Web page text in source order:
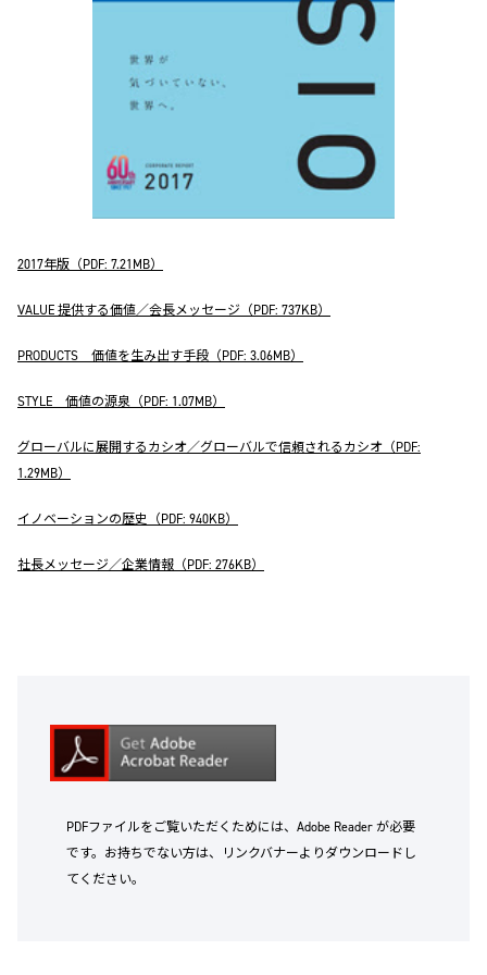
2017年版（PDF: 7.21MB）
VALUE 提供する価値／会長メッセージ（PDF: 737KB）
PRODUCTS 価値を生み出す手段（PDF: 3.06MB）
STYLE 価値の源泉（PDF: 1.07MB）
グローバルに展開するカシオ／グローバルで信頼されるカシオ（PDF:
1.29MB）
イノベーションの歴史（PDF: 940KB）
社長メッセージ／企業情報（PDF: 276KB）
PDFファイルをご覧いただくためには、Adobe Reader が必要
です。お持ちでない方は、リンクバナーよりダウンロードし
てください。